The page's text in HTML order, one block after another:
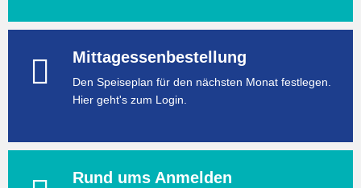
Mittagessenbestellung
Den Speiseplan für den nächsten Monat festlegen.
Hier geht's zum Login.
Rund ums Anmelden